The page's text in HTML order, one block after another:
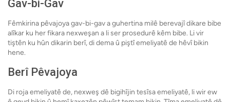
Gav-bi-Gav
Fêmkirina pêvajoya gav-bi-gav a guhertina milê berevajî dikare bibe
alîkar ku her fikara nexweşan a li ser prosedurê kêm bibe. Li vir
tiştên ku hûn dikarin berî, di dema û piştî emeliyatê de hêvî bikin
hene.
Berî Pêvajoya
Di roja emeliyatê de, nexweş dê bigihîjin tesîsa emeliyatê, li wir ew